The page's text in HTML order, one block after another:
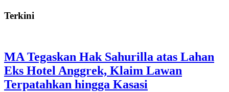
Terkini
MA Tegaskan Hak Sahurilla atas Lahan
Eks Hotel Anggrek, Klaim Lawan
Terpatahkan hingga Kasasi